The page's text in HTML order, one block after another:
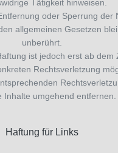
Tätigkeit hinweisen.
oder Sperrung der
allgemeinen Gesetzen
unberührt.
ist jedoch erst ab dem
Rechtsverletzung
Inhalte umgehend entfernen.
Haftung für Links